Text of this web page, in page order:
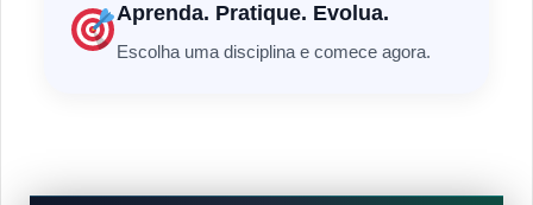
Aprenda. Pratique. Evolua.
Escolha uma disciplina e comece agora.